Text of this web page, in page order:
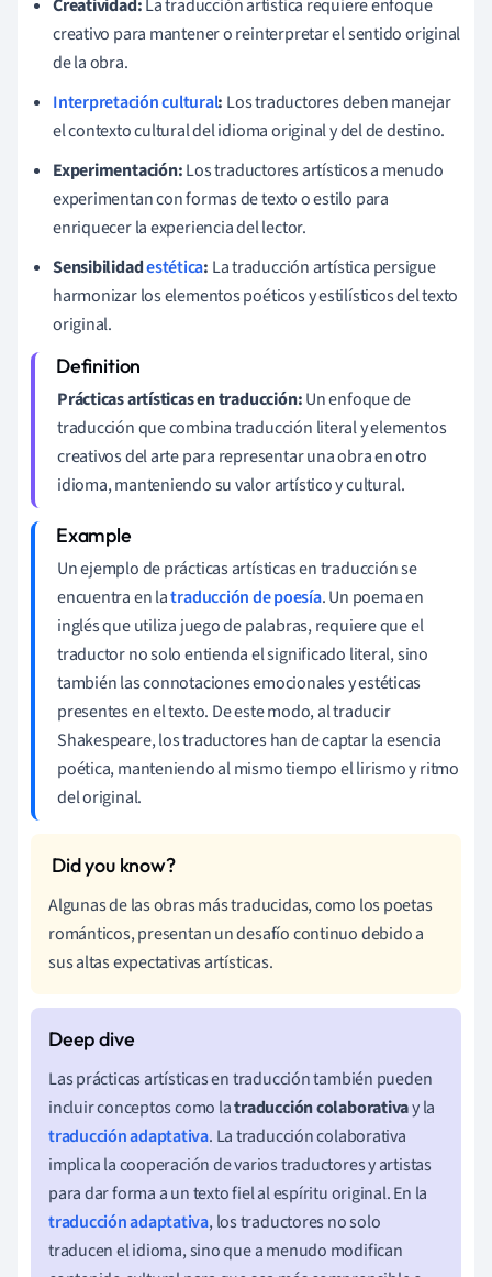
Creatividad:La traducción artística requiere enfoque
creativo para mantener o reinterpretar el sentido original
de la obra.
Interpretación cultural: Los traductores deben manejar
el contexto cultural del idioma original y del de destino.
Experimentación:Los traductores artísticos a menudo
experimentan con formas de texto o estilo para
enriquecer la experiencia del lector.
Sensibilidadestética: La traducción artística persigue
harmonizar los elementos poéticos y estilísticos del texto
original.
Prácticas artísticas en traducción:Un enfoque de
traducción que combina traducción literal y elementos
creativos del arte para representar una obra en otro
idioma, manteniendo su valor artístico y cultural.
Un ejemplo de prácticas artísticas en traducción se
encuentra en latraducción de poesía. Un poema en
inglés que utiliza juego de palabras, requiere que el
traductor no solo entienda el significado literal, sino
también las connotaciones emocionales y estéticas
presentes en el texto. De este modo, al traducir
Shakespeare, los traductores han de captar la esencia
poética, manteniendo al mismo tiempo el lirismo y ritmo
del original.
Algunas de las obras más traducidas, como los poetas
románticos, presentan un desafío continuo debido a
sus altas expectativas artísticas.
Las prácticas artísticas en traducción también pueden
incluir conceptos como latraducción colaborativay la
traducción adaptativa. La traducción colaborativa
implica la cooperación de varios traductores y artistas
para dar forma a un texto fiel al espíritu original. En la
traducción adaptativa, los traductores no solo
traducen el idioma, sino que a menudo modifican